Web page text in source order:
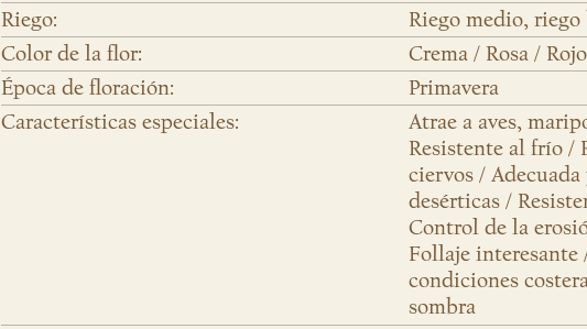
Riego:
Riego medio, riego
Color de la flor:
Crema / Rosa / Rojo
Época de floración:
Primavera
Características especiales:
Atrae a aves,
Resistente al frío /
ciervos /
desérticas /
Control de la
Follaje interesante
condiciones
sombra